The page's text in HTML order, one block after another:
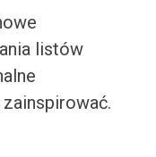
listów